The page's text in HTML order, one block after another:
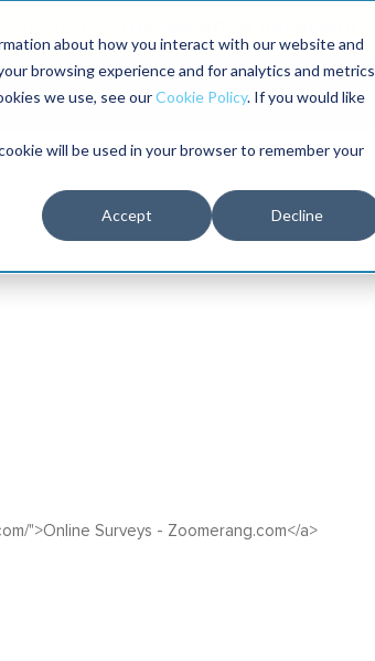
about how you interact with our website and
browsing experience and for analytics and metrics
we use, see ourCookie Policy. If you would like
will be used in your browser to remember your
Accept Decline
Conference®
Talleres Librería
">Online Surveys - Zoomerang.com</a>